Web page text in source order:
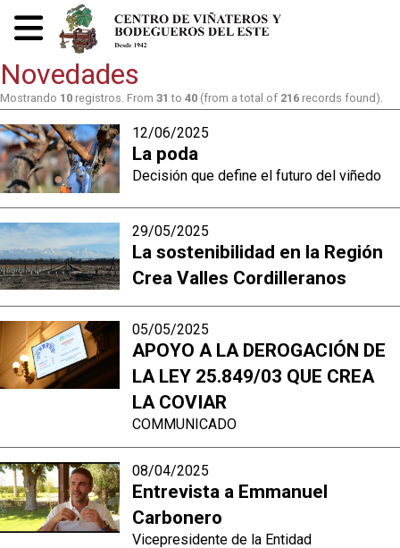
Novedades
Mostrando 10 registros. From 31 to 40 (from a total of 216 records found).
12/06/2025
La poda
Decisión que define el futuro del viñedo
29/05/2025
La sostenibilidad en la Región
Crea Valles Cordilleranos
05/05/2025
APOYO A LA DEROGACIÓN DE
LA LEY 25.849/03 QUE CREA
LA COVIAR
COMMUNICADO
08/04/2025
Entrevista a Emmanuel
Carbonero
Vicepresidente de la Entidad